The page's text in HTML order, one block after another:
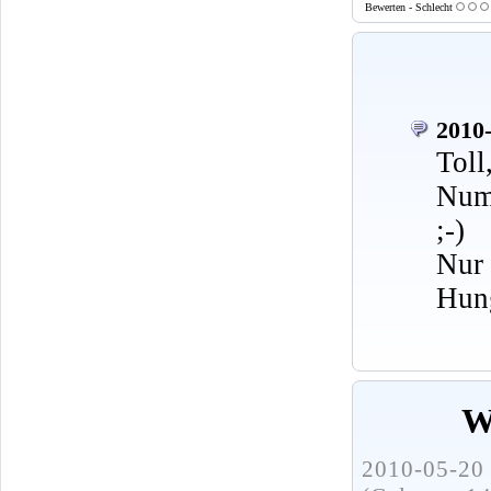
Bewerten - Schlecht
;-)
2010-05-